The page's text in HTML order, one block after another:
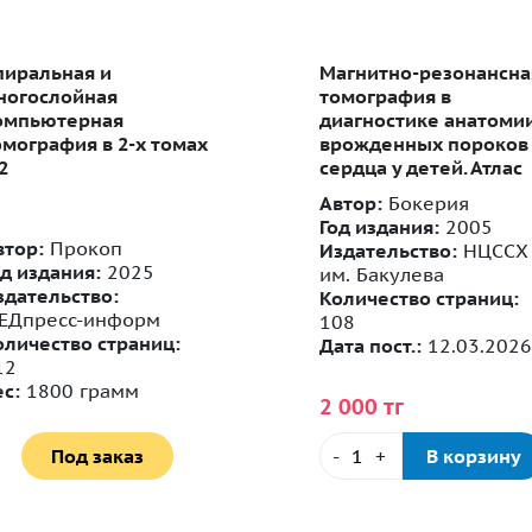
резонансная
в
анатомии
пороков
у детей. Атлас
НЦССХ
Бакулева
страниц:
пост.:12.03.2026
тг
В корзину
Лучевая диагностика
заболеваний ЖКТ
Автор:Пён
Год издания:2018
Издательство:
Панфилова
Под заказ